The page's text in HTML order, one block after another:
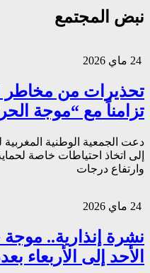
نبض المجتمع
تحذيرات من مخاطر
تزامناً مع “موجة
دعت الجمعية الوطنية
إلى اتخاذ احتياطات خاصة
وارتفاع درجات
نشرة إنذارية..
الأحد إلى الأربعاء